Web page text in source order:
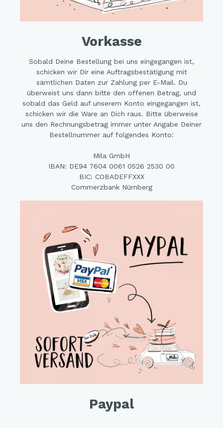
Vorkasse
Sobald Deine Bestellung bei uns eingegangen ist,
schicken wir Dir eine Auftragsbestätigung mit
sämtlichen Daten zur Zahlung per E-Mail. Du
überweist uns dann bitte den offenen Betrag, und
sobald das Geld auf unserem Konto eingegangen ist,
schicken wir die Ware an Dich raus. Bitte überweise
uns den Rechnungsbetrag immer unter Angabe Deiner
Bestellnummer auf folgendes Konto:
Mila GmbH
IBAN: DE94 7604 0061 0526 2530 00
BIC: COBADEFFXXX
Commerzbank Nürnberg
Paypal